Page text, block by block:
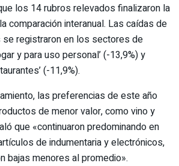
los 14 rubros relevados finalizaron la
comparación interanual. Las caídas de
registraron en los sectores de
y para uso personal’ (-13,9%) y
(-11,9%).
las preferencias de este año
de menor valor, como vino y
que «continuaron predominando en
de indumentaria y electrónicos,
bajas menores al promedio».